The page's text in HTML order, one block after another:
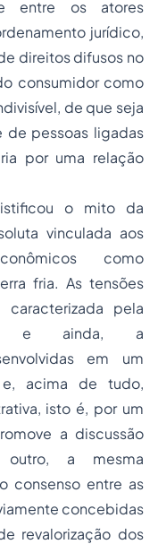
entre os atores
jurídico,
direitos difusos no
consumidor como
de que seja
de pessoas ligadas
por uma relação
o mito da
vinculada aos
como
fria. As tensões
pela
e ainda, a
em um
acima de tudo,
isto é, por um
a discussão
a mesma
consenso entre as
concebidas
revalorização dos